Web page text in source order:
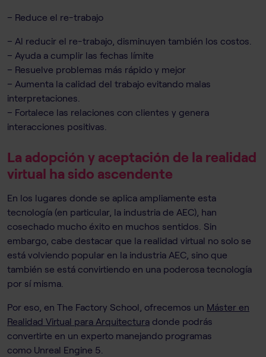
– Reduce el re-trabajo
– Al reducir el re-trabajo, disminuyen también los costos.
– Ayuda a cumplir las fechas límite
– Resuelve problemas más rápido y mejor
– Aumenta la calidad del trabajo evitando malas
interpretaciones.
– Fortalece las relaciones con clientes y genera
interacciones positivas.
La adopción y aceptación de la realidad
virtual ha sido ascendente
En los lugares donde se aplica ampliamente esta
tecnología (en particular, la industria de AEC), han
cosechado mucho éxito en muchos sentidos. Sin
embargo, cabe destacar que la realidad virtual no solo se
está volviendo popular en la industria AEC, sino que
también se está convirtiendo en una poderosa tecnología
por sí misma.
Por eso, en The Factory School, ofrecemos un Máster en
Realidad Virtual para Arquitectura donde podrás
convertirte en un experto manejando programas
como Unreal Engine 5.